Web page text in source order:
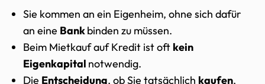
Sie kommen an ein Eigenheim, ohne sich dafür
an eine Bankbinden zu müssen.
Beim Mietkauf auf Kredit ist oft kein
Eigenkapital notwendig.
Die Entscheidung, ob Sie tatsächlich kaufen,